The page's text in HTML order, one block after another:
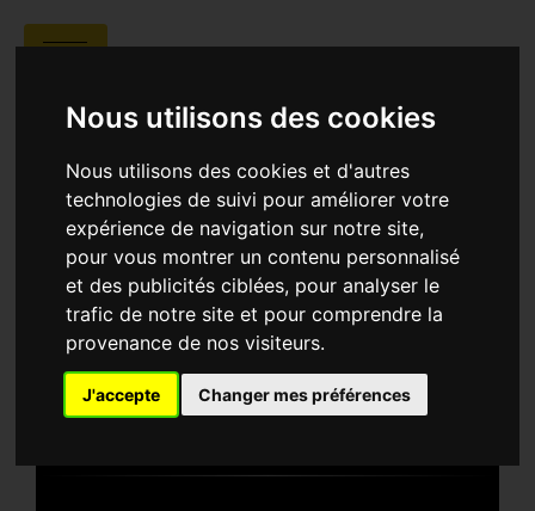
Nous utilisons des cookies
Nous utilisons des cookies et d'autres
technologies de suivi pour améliorer votre
expérience de navigation sur notre site,
pour vous montrer un contenu personnalisé
et des publicités ciblées, pour analyser le
trafic de notre site et pour comprendre la
provenance de nos visiteurs.
J'accepte Changer mes préférences
HONNORAT
Collège André Honnorat
1 rue André